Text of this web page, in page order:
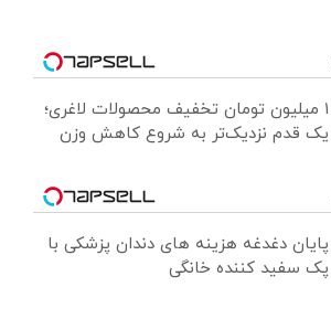
۱ میلیون تومان تخفیف محصولات لاغری؛
یک قدم نزدیک‌تر به شروع کاهش وزن
پایان دغدغه هزینه های دندان پزشکی با
پک سفید کننده خانگی